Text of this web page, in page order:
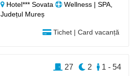
Hotel*** Sovata
Wellness | SPA,
Județul Mureș
Tichet | Card vacanță
1 - 54
2
27